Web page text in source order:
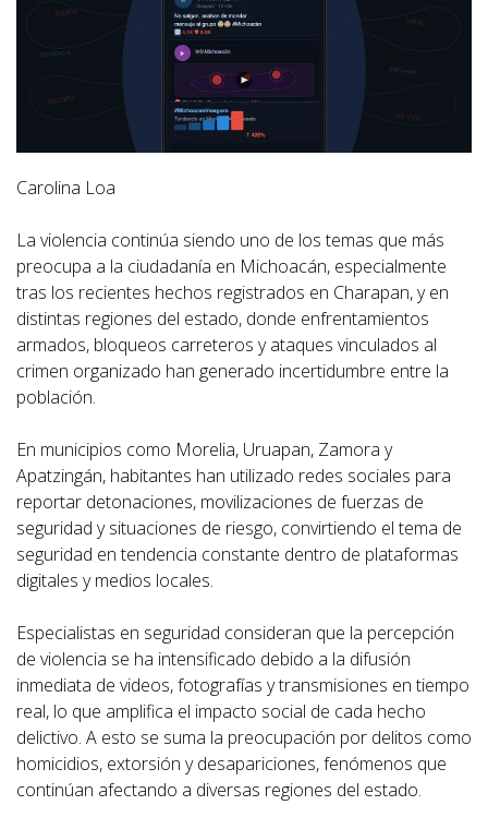
Carolina Loa
La violencia continúa siendo uno de los temas que más
preocupa a la ciudadanía en Michoacán, especialmente
tras los recientes hechos registrados en Charapan, y en
distintas regiones del estado, donde enfrentamientos
armados, bloqueos carreteros y ataques vinculados al
crimen organizado han generado incertidumbre entre la
población.
En municipios como Morelia, Uruapan, Zamora y
Apatzingán, habitantes han utilizado redes sociales para
reportar detonaciones, movilizaciones de fuerzas de
seguridad y situaciones de riesgo, convirtiendo el tema de
seguridad en tendencia constante dentro de plataformas
digitales y medios locales.
Especialistas en seguridad consideran que la percepción
de violencia se ha intensificado debido a la difusión
inmediata de videos, fotografías y transmisiones en tiempo
real, lo que amplifica el impacto social de cada hecho
delictivo. A esto se suma la preocupación por delitos como
homicidios, extorsión y desapariciones, fenómenos que
continúan afectando a diversas regiones del estado.